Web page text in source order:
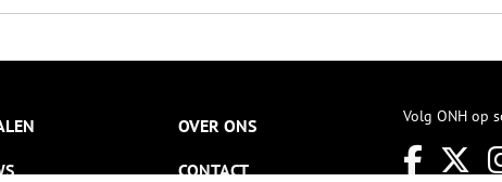
OVER ONS
CONTACT
Volg ONH op